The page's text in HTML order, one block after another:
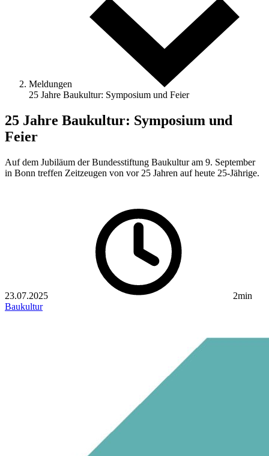
Meldungen
25 Jahre Baukultur: Symposium und Feier
25 Jahre Baukultur: Symposium und
Feier
Auf dem Jubiläum der Bundesstiftung Baukultur am 9. September
in Bonn treffen Zeitzeugen von vor 25 Jahren auf heute 25-Jährige.
23.07.2025
2min
Baukultur